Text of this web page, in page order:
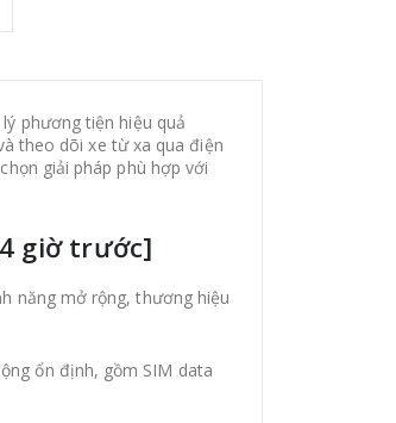
phương tiện hiệu quả
theo dõi xe từ xa qua điện
giải pháp phù hợp với
giờ trước]
năng mở rộng, thương hiệu
ổn định, gồm SIM data